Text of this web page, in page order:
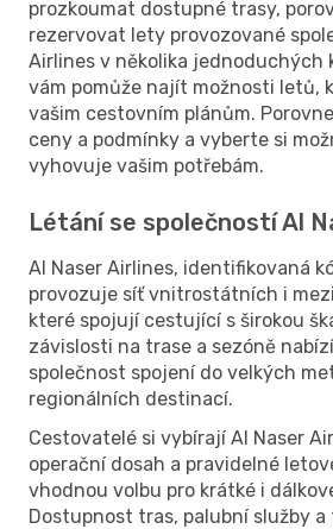
prozkoumat dostupné trasy,
rezervovat lety provozované
Airlines v několika jednoduchých
vám pomůže najít možnosti letů,
vašim cestovním plánům.
ceny a podmínky a vyberte si
vyhovuje vašim potřebám.
Létání se společností Al
Al Naser Airlines, identifikovaná
provozuje síť vnitrostátních i
které spojují cestující s širokou
závislosti na trase a sezóně
společnost spojení do velkých
regionálních destinací.
Cestovatelé si vybírají Al Naser
operační dosah a pravidelné
vhodnou volbu pro krátké i
Dostupnost tras, palubní služby